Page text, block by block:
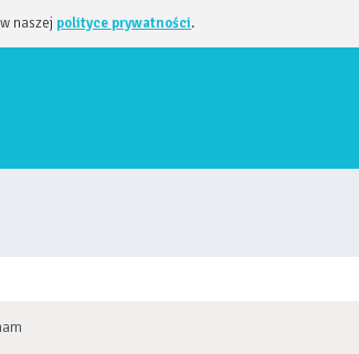
naszej polityce prywatności.